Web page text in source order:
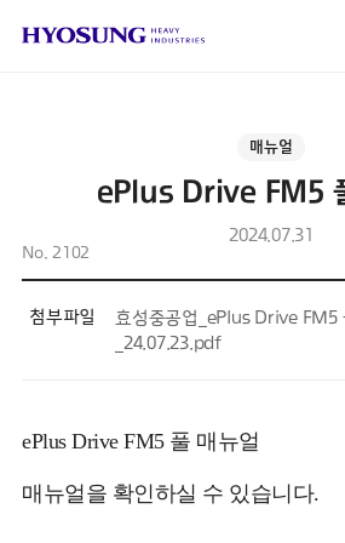
매뉴얼
ePlus Drive FM5
2024.07.31
No. 2102
첨부파일
효성중공업_ePlus Drive FM5
_24.07.23.pdf
ePlus Drive FM5 풀 매뉴얼
매뉴얼을 확인하실 수 있습니다.